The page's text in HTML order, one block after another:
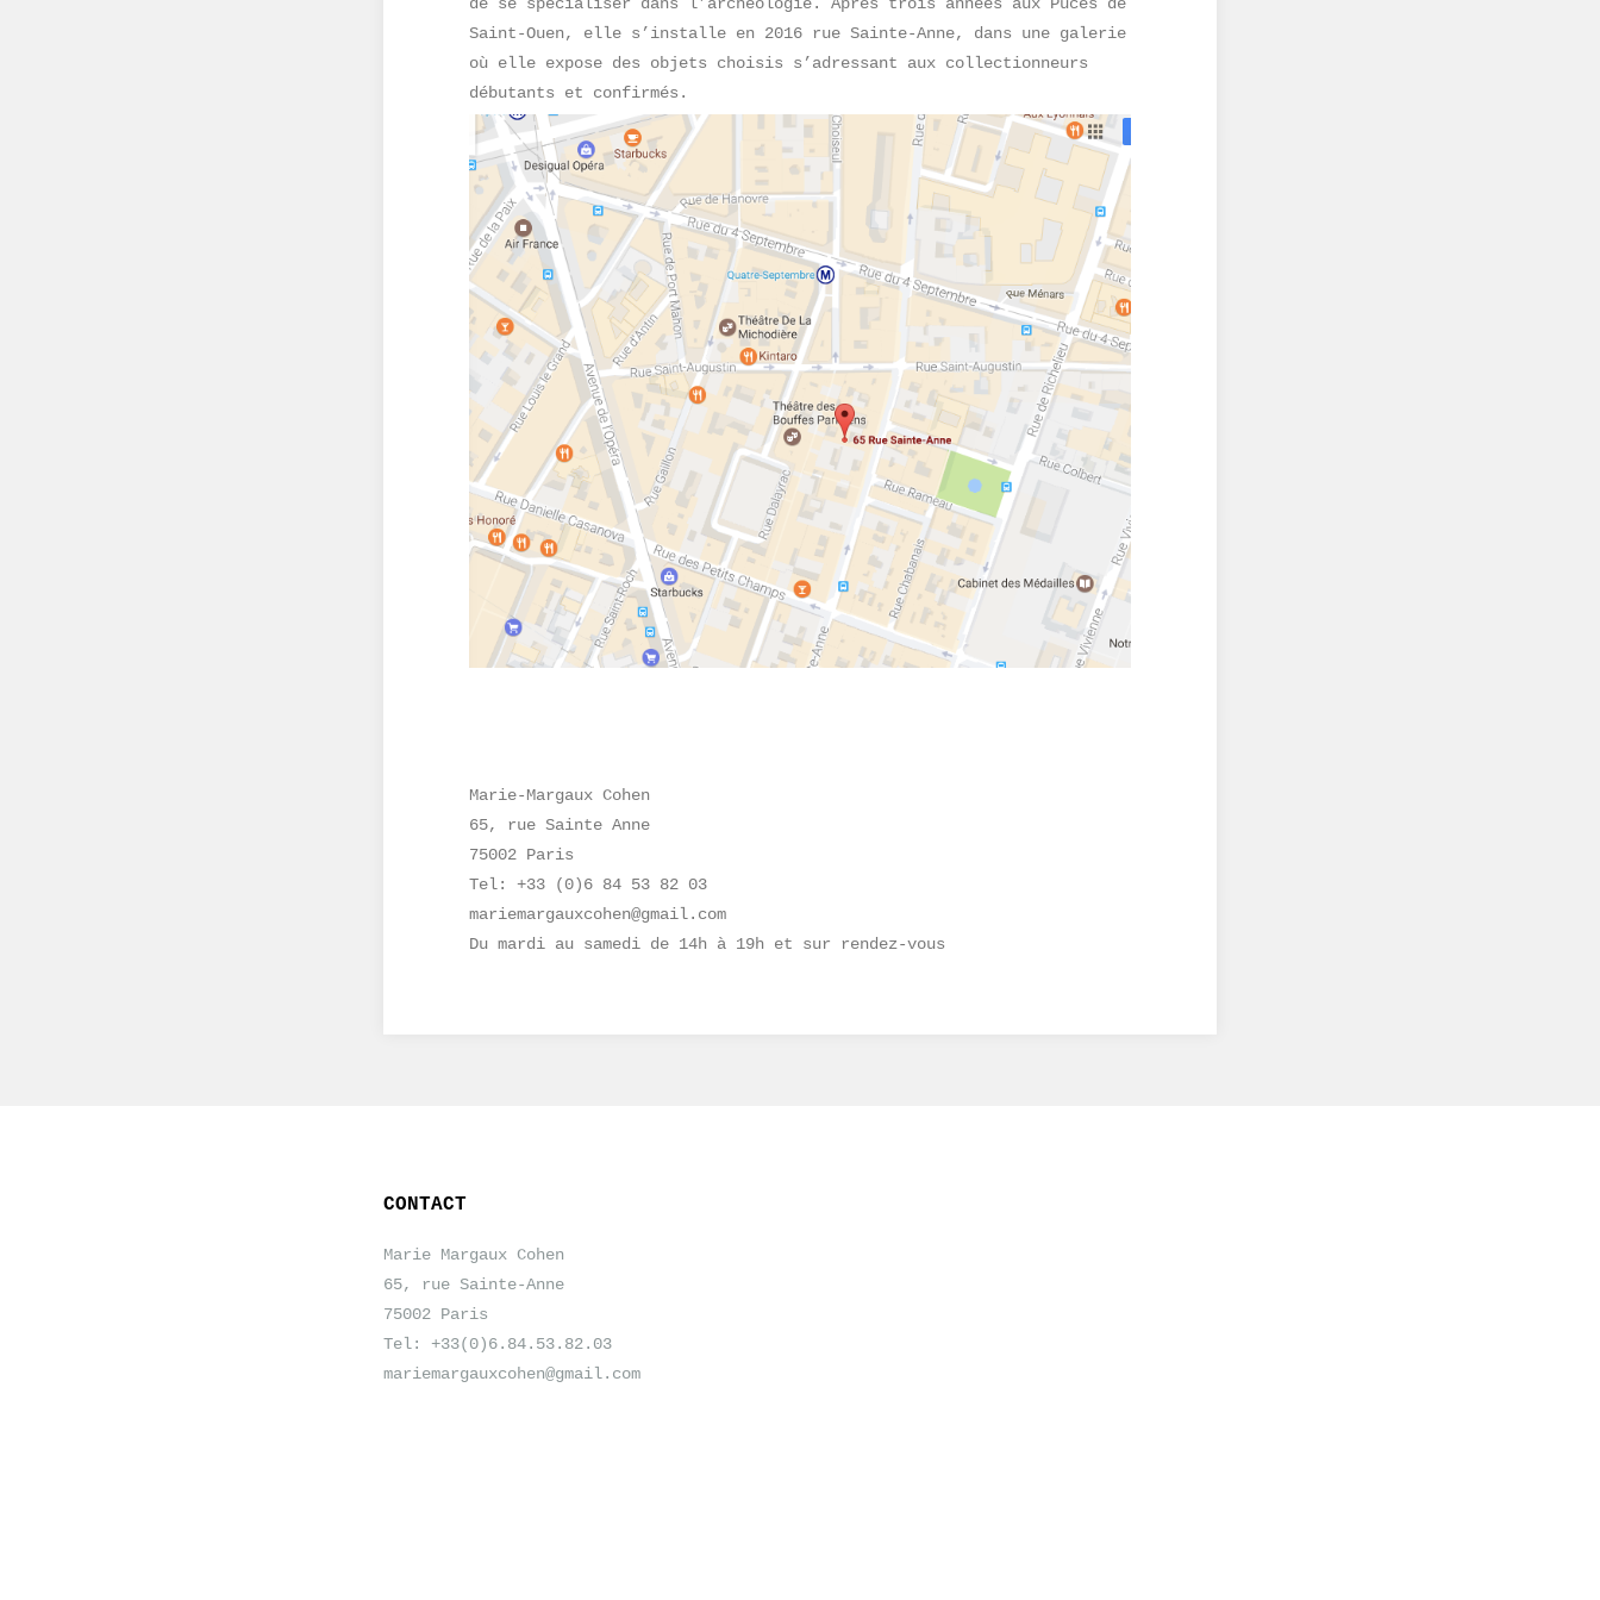
Saint-Ouen, elle s’installe en 2016 rue Sainte-Anne, dans une galerie
où elle expose des objets choisis s’adressant aux collectionneurs
débutants et confirmés.
Marie-Margaux Cohen
65, rue Sainte Anne
75002 Paris
Tel: +33 (0)6 84 53 82 03
mariemargauxcohen@gmail.com
Du mardi au samedi de 14h à 19h et sur rendez-vous
CONTACT
Marie Margaux Cohen
65, rue Sainte-Anne
75002 Paris
Tel: +33(0)6.84.53.82.03
mariemargauxcohen@gmail.com